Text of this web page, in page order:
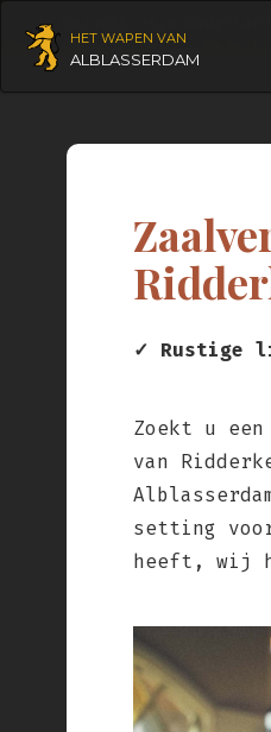
Je bezoekt onze
Nederlandse site
HET WAPEN VAN
ALBLASSERDAM
✓ Rustige
Zoekt u
van
setting
heeft, wij